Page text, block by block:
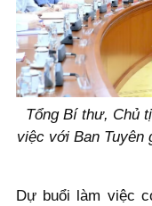
Tổng Bí thư, Chủ
việc với Ban Tuyên
Dự buổi làm việc